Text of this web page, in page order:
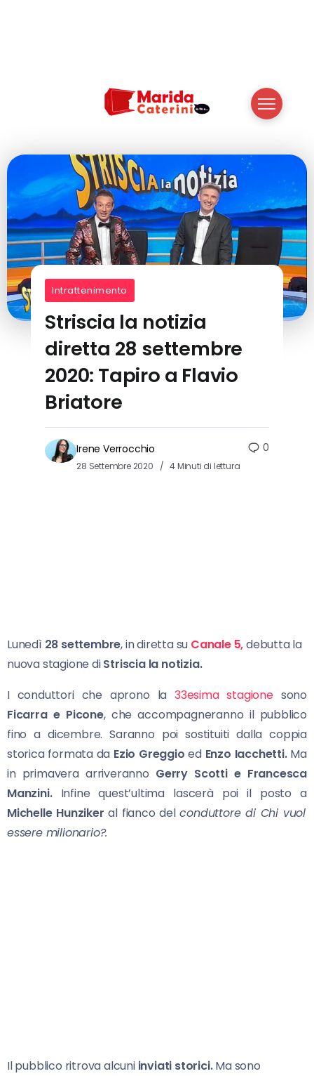
Intrattenimento
Striscia la notizia
diretta 28 settembre
2020: Tapiro a Flavio
Briatore
Irene Verrocchio
28 Settembre 2020 4 Minuti di lettura
0
Lunedì 28 settembre, in diretta su Canale 5,debutta la
nuova stagione diStriscia la notizia.
I conduttori che aprono la33esima stagionesono
Ficarra e Picone, che accompagneranno il pubblico
fino a dicembre. Saranno poi sostituiti dalla coppia
storica formata da Ezio Greggio ed Enzo Iacchetti. Ma
in primavera arriveranno Gerry Scotti e Francesca
Manzini.Infine quest’ultima lascerà poi il posto a
Michelle Hunziker al fianco delconduttore di Chi vuol
essere milionario?.
Il pubblico ritrova alcuni inviati storici.Ma sono